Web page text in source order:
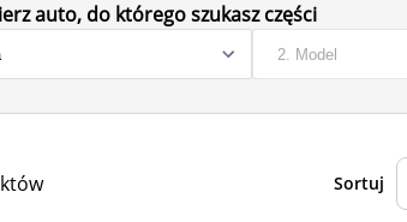
auto, do którego szukasz części
Sortuj